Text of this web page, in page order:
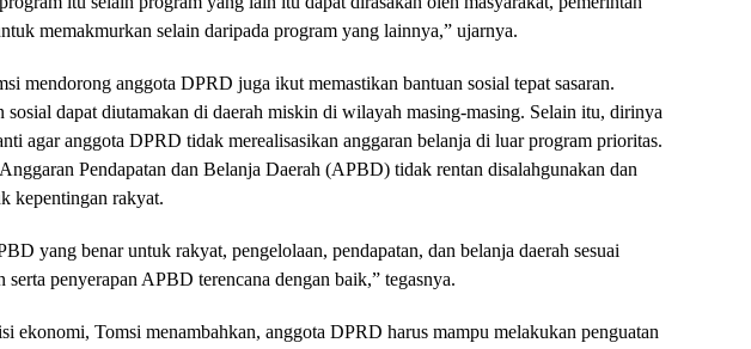
memakmurkan selain daripada program yang lainnya,” ujarnya.
mendorong anggota DPRD juga ikut memastikan bantuan sosial tepat sasaran.
sosial dapat diutamakan di daerah miskin di wilayah masing-masing. Selain itu, dirinya
agar anggota DPRD tidak merealisasikan anggaran belanja di luar program prioritas.
Pendapatan dan Belanja Daerah (APBD) tidak rentan disalahgunakan dan
kepentingan rakyat.
yang benar untuk rakyat, pengelolaan, pendapatan, dan belanja daerah sesuai
serta penyerapan APBD terencana dengan baik,” tegasnya.
ekonomi, Tomsi menambahkan, anggota DPRD harus mampu melakukan penguatan